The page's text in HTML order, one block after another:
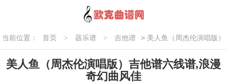
当前位置： 首页 > 器乐谱 > 吉他谱 > 美人鱼（周杰伦演唱版）
美人鱼（周杰伦演唱版）吉他谱六线谱,浪漫
奇幻曲风佳